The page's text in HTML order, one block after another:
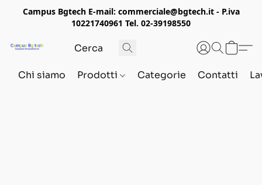
Campus Bgtech E-mail: commerciale@bgtech.it - P.iva
10221740961 Tel. 02-39198550
Chi siamo Prodotti Categorie Contatti